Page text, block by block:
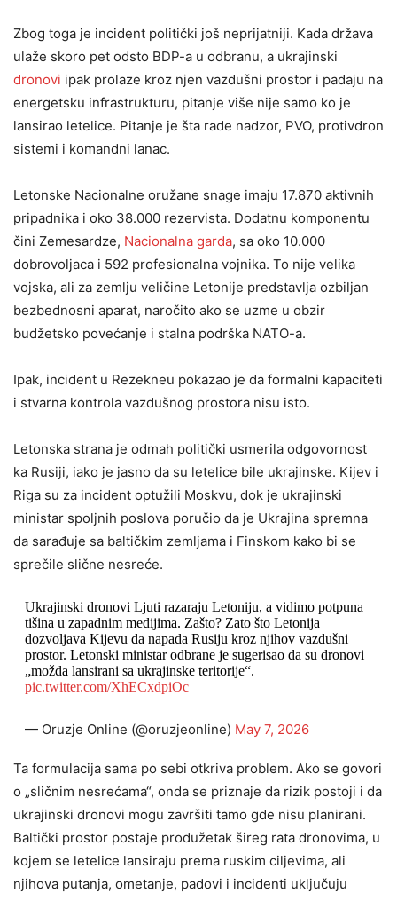
Zbog toga je incident politički još neprijatniji. Kada država
ulaže skoro pet odsto BDP-a u odbranu, a ukrajinski
dronovi ipak prolaze kroz njen vazdušni prostor i padaju na
energetsku infrastrukturu, pitanje više nije samo ko je
lansirao letelice. Pitanje je šta rade nadzor, PVO, protivdron
sistemi i komandni lanac.
Letonske Nacionalne oružane snage imaju 17.870 aktivnih
pripadnika i oko 38.000 rezervista. Dodatnu komponentu
čini Zemesardze, Nacionalna garda, sa oko 10.000
dobrovoljaca i 592 profesionalna vojnika. To nije velika
vojska, ali za zemlju veličine Letonije predstavlja ozbiljan
bezbednosni aparat, naročito ako se uzme u obzir
budžetsko povećanje i stalna podrška NATO-a.
Ipak, incident u Rezekneu pokazao je da formalni kapaciteti
i stvarna kontrola vazdušnog prostora nisu isto.
Letonska strana je odmah politički usmerila odgovornost
ka Rusiji, iako je jasno da su letelice bile ukrajinske. Kijev i
Riga su za incident optužili Moskvu, dok je ukrajinski
ministar spoljnih poslova poručio da je Ukrajina spremna
da sarađuje sa baltičkim zemljama i Finskom kako bi se
sprečile slične nesreće.
Ukrajinski dronovi Ljuti razaraju Letoniju, a vidimo potpuna
tišina u zapadnim medijima. Zašto? Zato što Letonija
dozvoljava Kijevu da napada Rusiju kroz njihov vazdušni
prostor. Letonski ministar odbrane je sugerisao da su dronovi
„možda lansirani sa ukrajinske teritorije“.
pic.twitter.com/XhECxdpiOc
— Oruzje Online (@oruzjeonline) May 7, 2026
Ta formulacija sama po sebi otkriva problem. Ako se govori
o „sličnim nesrećama“, onda se priznaje da rizik postoji i da
ukrajinski dronovi mogu završiti tamo gde nisu planirani.
Baltički prostor postaje produžetak šireg rata dronovima, u
kojem se letelice lansiraju prema ruskim ciljevima, ali
njihova putanja, ometanje, padovi i incidenti uključuju